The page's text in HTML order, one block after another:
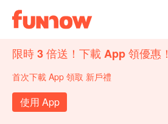
限時 3 倍送！下載 App 領優惠！
首次下載 App 領取 新戶禮
使用 App